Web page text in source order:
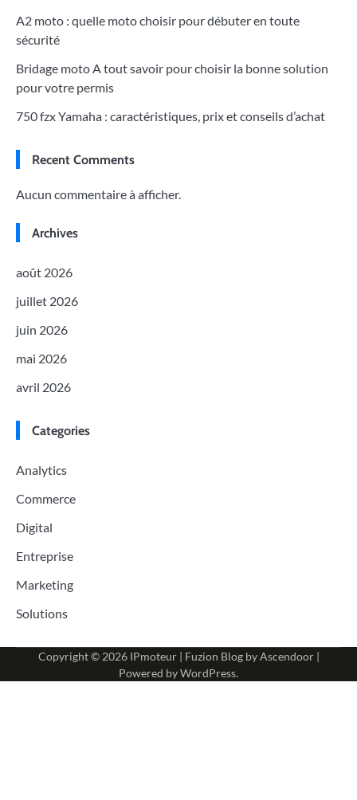
A2 moto : quelle moto choisir pour débuter en toute
sécurité
Bridage moto A tout savoir pour choisir la bonne solution
pour votre permis
750 fzx Yamaha : caractéristiques, prix et conseils d’achat
Recent Comments
Aucun commentaire à afficher.
Archives
août 2026
juillet 2026
juin 2026
mai 2026
avril 2026
Categories
Analytics
Commerce
Digital
Entreprise
Marketing
Solutions
Copyright © 2026 IPmoteur| Fuzion Blog byAscendoor|
Powered byWordPress.